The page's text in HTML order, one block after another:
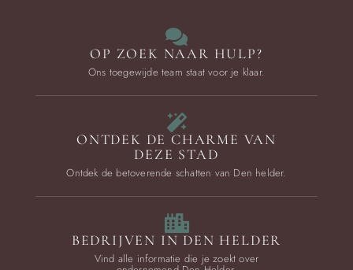
OP ZOEK NAAR HULP?
Ons toegewijde team staat voor je klaar.
ONTDEK DE CHARME VAN
DEZE STAD
Ontdek de betoverende schatten van Den helder.
BEDRIJVEN IN DEN HELDER
Vind alle informatie die je zoekt over